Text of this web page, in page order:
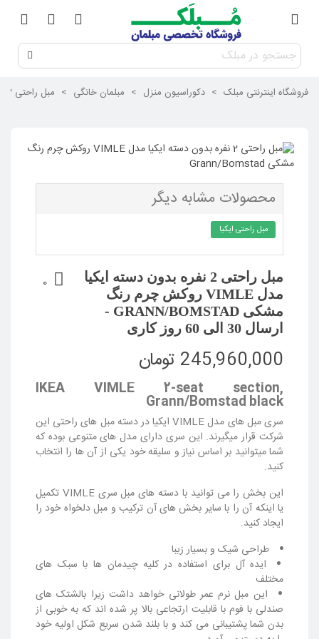
فروشگاه اینترنتی مبلک > دکوراسیون منزل > مبلمان خانگی > مبل راحتی 2 نفره بدون دسته ایکیا مدل VIMLE روکش چرم رنگ مشکی Grann/Bomstad
محصولات مشابه دیگر
مبل راحتی ایکیا
مبل راحتی 2 نفره بدون دسته ایکیا
مدل VIMLE روکش چرم رنگ
مشکی GRANN/BOMSTAD -
ارسال 30 الی 60 روز کاری
0
245,960,000 تومان
IKEA VIMLE 2-seat section,
Grann/Bomstad black
سری مبل های مدل
VIMLE ایکیا در دسته مبل های راحتی این
شرکت قرار میگیرند. این سری دارای مدل های متنوعی بوده که
شما میتوانید بر اساس نیاز و سلیقه خود یکی از آن ها را انتخاب
کنید.
این بخش را می توانید با دسته های مبل سری VIMLE تکمیل
یا اینکه آن را با سایر بخش های آن ترکیب و مبل دلخواه خود را
ایجاد کنید.
طراحی شیک و بسیار زیبا
ایده آل برای استفاده در کلیه چیدمان ها با سبک های
مختلف
این مبل نرم عمر طولانی خواهد داشت زیرا بالشتک های
صندلی با فوم با قابلیت ارتجاعی بالا پر شده اند که به خوبی از
بدن شما پشتیبانی می کند و با بلند شدن سریع شکل اولیه خود